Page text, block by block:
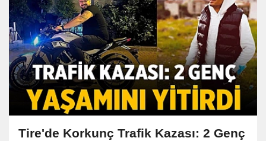
Tire'de Korkunç Trafik Kazası: 2 Genç